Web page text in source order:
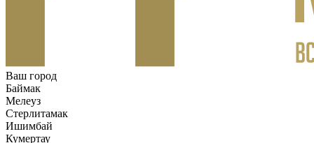
Ваш город
Баймак
Мелеуз
Стерлитамак
Ишимбай
Кумертау